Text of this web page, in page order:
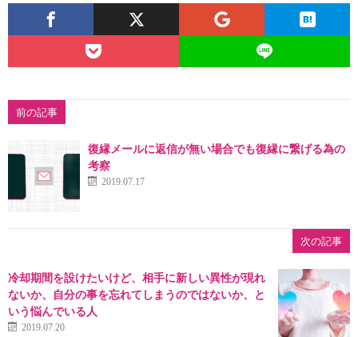
前の記事
復縁メールに返信が無い場合でも復縁に繋げる為の
考察
2019.07.17
次の記事
冷却期間を設けたいけど、相手に新しい異性が現れ
ないか、自分の事を忘れてしまうのではないか、と
いう悩んでいる人
2019.07.20